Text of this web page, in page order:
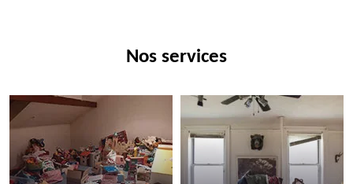
Nos services